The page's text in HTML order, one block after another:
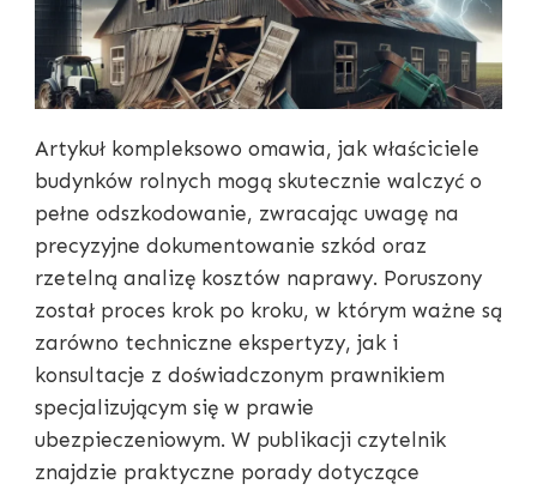
Artykuł kompleksowo omawia, jak właściciele
budynków rolnych mogą skutecznie walczyć o
pełne odszkodowanie, zwracając uwagę na
precyzyjne dokumentowanie szkód oraz
rzetelną analizę kosztów naprawy. Poruszony
został proces krok po kroku, w którym ważne są
zarówno techniczne ekspertyzy, jak i
konsultacje z doświadczonym prawnikiem
specjalizującym się w prawie
ubezpieczeniowym. W publikacji czytelnik
znajdzie praktyczne porady dotyczące